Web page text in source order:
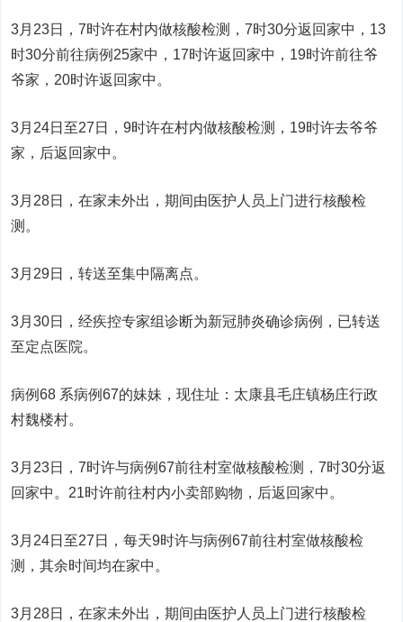
3月23日，7时许在村内做核酸检测，7时30分返回家中，13
时30分前往病例25家中，17时许返回家中，19时许前往爷
爷家，20时许返回家中。
3月24日至27日，9时许在村内做核酸检测，19时许去爷爷
家，后返回家中。
3月28日，在家未外出，期间由医护人员上门进行核酸检
测。
3月29日，转送至集中隔离点。
3月30日，经疾控专家组诊断为新冠肺炎确诊病例，已转送
至定点医院。
病例68 系病例67的妹妹，现住址：太康县毛庄镇杨庄行政
村魏楼村。
3月23日，7时许与病例67前往村室做核酸检测，7时30分返
回家中。21时许前往村内小卖部购物，后返回家中。
3月24日至27日，每天9时许与病例67前往村室做核酸检
测，其余时间均在家中。
3月28日，在家未外出，期间由医护人员上门进行核酸检